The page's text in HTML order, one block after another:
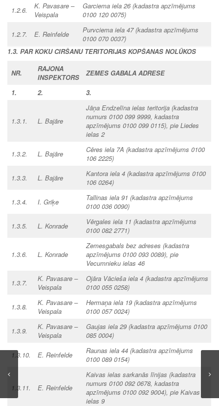
1.2.6.
K. Pavasare –
Veispala
Garciema iela 26 (kadastra apzīmējums
0100 120 0075)
1.2.7. E. Reinfelde Purvciema iela 47 (kadastra apzīmējums
0100 070 0037)
1.3. PAR KOKU CIRŠANU TERITORIJAS KOPŠANAS NOLŪKOS
NR.
RAJONA
INSPEKTORS
ZEMES GABALA ADRESE
1. 2. 3.
1.3.1. L. Bajāre
Jāņa Endzelīna ielas teritorija (kadastra
numurs 0100 099 9999, kadastra
apzīmējums 0100 099 0115), pie Liedes
ielas 2
1.3.2. L. Bajāre Cēres iela 7A (kadastra apzīmējums 0100
106 2225)
1.3.3. L. Bajāre Kantora iela 4 (kadastra apzīmējums 0100
106 0264)
1.3.4. I. Griķe Tallinas iela 91 (kadastra apzīmējums
0100 036 0090)
1.3.5. L. Konrade Vērgales iela 11 (kadastra apzīmējums
0100 082 2771)
1.3.6. L. Konrade
Zemesgabals bez adreses (kadastra
apzīmējums 0100 093 0089), pie
Vecumnieku ielas 46
1.3.7.
K. Pavasare –
Veispala
Ojāra Vācieša iela 4 (kadastra apzīmējums
0100 055 0258)
1.3.8.
K. Pavasare –
Veispala
Hermaņa iela 19 (kadastra apzīmējums
0100 057 0024)
1.3.9.
K. Pavasare –
Veispala
Gaujas iela 29 (kadastra apzīmējums 0100
085 0004)
1.3.10. E. Reinfelde Raunas iela 44 (kadastra apzīmējums
0100 089 0154)
1.3.11. E. Reinfelde
Kaivas ielas sarkanās līnijas (kadastra
numurs 0100 092 0678, kadastra
apzīmējums 0100 092 9004), pie Kaivas
ielas 9